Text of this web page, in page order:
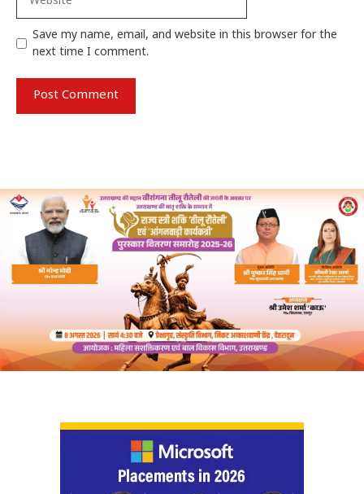
Save my name, email, and website in this browser for the
next time I comment.